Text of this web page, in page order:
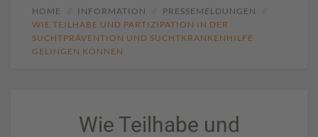
HOME INFORMATION
PRESSEMELDUNGEN
WIE TEILHABE UND PARTIZIPATION IN DER
SUCHTPRÄVENTION UND SUCHTKRANKENHILFE
GELINGEN KÖNNEN
Wie Teilhabe und